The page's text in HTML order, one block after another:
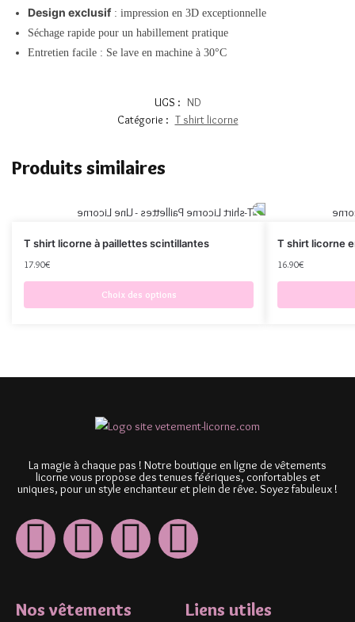
Design exclusif : impression en 3D exceptionnelle
Séchage rapide pour un habillement pratique
Entretien facile : Se lave en machine à 30°C
UGS : ND
Catégorie : T shirt licorne
Produits similaires
T shirt licorne à paillettes scintillantes
17.90€
Choix des options
T shirt licorne
16.90€
La magie à chaque pas ! Notre boutique en ligne de vêtements
licorne vous propose des tenues féériques, confortables et
uniques, pour un style enchanteur et plein de rêve. Soyez fabuleux !
Nos vêtements Liens utiles